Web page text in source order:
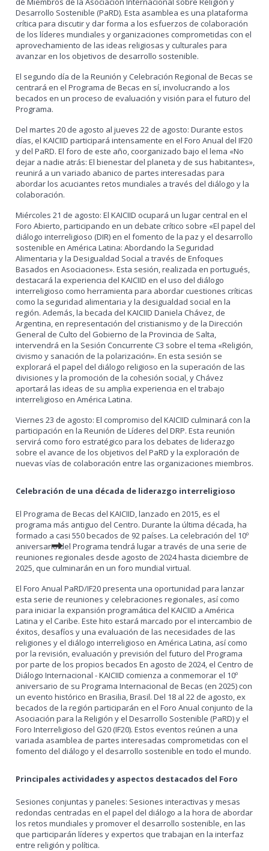
Desarrollo Sostenible (PaRD). Esta asamblea es una plataforma
crítica para discutir y dar forma a los esfuerzos de colaboración
de los líderes mundiales y organizaciones comprometidas con el
aprovechamiento de las ideas religiosas y culturales para
avanzar en los objetivos de desarrollo sostenible.
El segundo día de la Reunión y Celebración Regional de Becas se
centrará en el Programa de Becas en sí, involucrando a los
becados en un proceso de evaluación y visión para el futuro del
Programa.
Del martes 20 de agosto al jueves 22 de agosto: Durante estos
días, el KAICIID participará intensamente en el Foro Anual del IF20
y del PaRD. El foro de este año, coorganizado bajo el lema «No
dejar a nadie atrás: El bienestar del planeta y de sus habitantes»,
reunirá a un variado abanico de partes interesadas para
abordar los acuciantes retos mundiales a través del diálogo y la
colaboración.
Miércoles 21 de agosto: El KAICIID ocupará un lugar central en el
Foro Abierto, participando en un debate crítico sobre «El papel del
diálogo interreligioso (DIR) en el fomento de la paz y el desarrollo
sostenible en América Latina: Abordando la Seguridad
Alimentaria y la Desigualdad Social a través de Enfoques
Basados en Asociaciones». Esta sesión, realizada en portugués,
destacará la experiencia del KAICIID en el uso del diálogo
interreligioso como herramienta para abordar cuestiones críticas
como la seguridad alimentaria y la desigualdad social en la
región. Además, la becada del KAICIID Daniela Chávez, de
Argentina, en representación del cristianismo y de la Dirección
General de Culto del Gobierno de la Provincia de Salta,
intervendrá en la Sesión Concurrente C3 sobre el tema «Religión,
civismo y sanación de la polarización». En esta sesión se
explorará el papel del diálogo religioso en la superación de las
divisiones y la promoción de la cohesión social, y Chávez
aportará las ideas de su amplia experiencia en el trabajo
interreligioso en América Latina.
Viernes 23 de agosto: El compromiso del KAICIID culminará con la
participación en la Reunión de Líderes del DRP. Esta reunión
servirá como foro estratégico para los debates de liderazgo
sobre el avance de los objetivos del PaRD y la exploración de
nuevas vías de colaboración entre las organizaciones miembros.
Celebración de una década de liderazgo interreligioso
El Programa de Becas del KAICIID, lanzado en 2015, es el
programa más antiguo del Centro. Durante la última década, ha
formado a casi 550 becados de 92 países. La celebración del 10º
aniversario del Programa tendrá lugar a través de una serie de
reuniones regionales desde agosto de 2024 hasta diciembre de
2025, que culminarán en un foro mundial virtual.
El Foro Anual PaRD/IF20 presenta una oportunidad para lanzar
esta serie de reuniones y celebraciones regionales, así como
para iniciar la expansión programática del KAICIID a América
Latina y el Caribe. Este hito estará marcado por el intercambio de
éxitos, desafíos y una evaluación de las necesidades de las
religiones y el diálogo interreligioso en América Latina, así como
por la revisión, evaluación y previsión del futuro del Programa
por parte de los propios becados En agosto de 2024, el Centro de
Diálogo Internacional - KAICIID comienza a conmemorar el 10º
aniversario de su Programa Internacional de Becas (en 2025) con
un evento histórico en Brasilia, Brasil. Del 18 al 22 de agosto, ex
becados de la región participarán en el Foro Anual conjunto de la
Asociación para la Religión y el Desarrollo Sostenible (PaRD) y el
Foro Interreligioso del G20 (IF20). Estos eventos reúnen a una
variada asamblea de partes interesadas comprometidas con el
fomento del diálogo y el desarrollo sostenible en todo el mundo.
Principales actividades y aspectos destacados del Foro
Sesiones conjuntas y paneles: Sesiones interactivas y mesas
redondas centradas en el papel del diálogo a la hora de abordar
los retos mundiales y promover el desarrollo sostenible, en las
que participarán líderes y expertos que trabajan en la interfaz
entre religión y política.